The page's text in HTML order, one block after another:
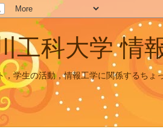
工科大学 情
，学生の活動，情報工学に関係するちょ